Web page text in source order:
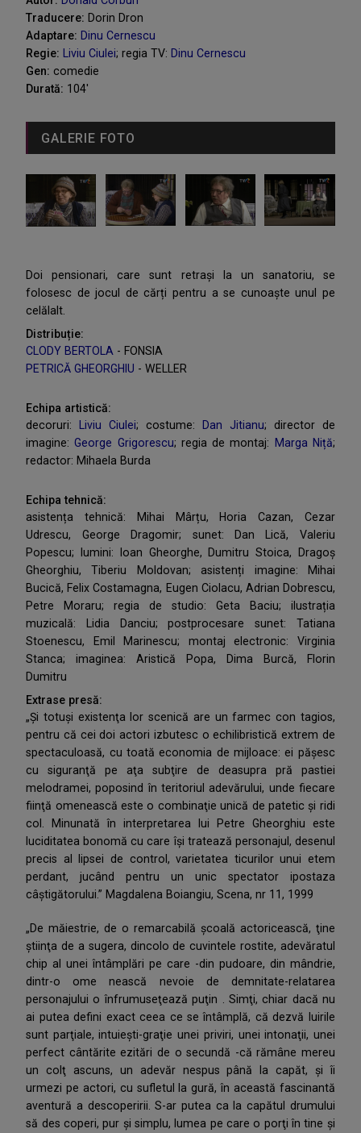
Traducere: Dorin Dron
Adaptare: Dinu Cernescu
Regie:
Liviu Ciulei; regia TV: Dinu Cernescu
Gen: comedie
Durată: 104'
GALERIE FOTO
Doi pensionari, care sunt retrași la un sanatoriu, se
folosesc de jocul de cărți pentru a se cunoaște unul pe
celălalt.
Distribuție:
CLODY BERTOLA - FONSIA
PETRICĂ GHEORGHIU - WELLER
Echipa artistică:
decoruri:
Liviu Ciulei; costume: Dan Jitianu; director de
imagine:George Grigorescu; regia de montaj: Marga Niță;
redactor: Mihaela Burda
Echipa tehnică:
asistența tehnică: Mihai Mârțu, Horia Cazan, Cezar
Udrescu, George Dragomir; sunet: Dan Lică, Valeriu
Popescu; lumini: Ioan Gheorghe, Dumitru Stoica, Dragoș
Gheorghiu, Tiberiu Moldovan; asistenți imagine: Mihai
Bucică, Felix Costamagna, Eugen Ciolacu, Adrian Dobrescu,
Petre Moraru; regia de studio: Geta Baciu; ilustrația
muzicală: Lidia Danciu; postprocesare sunet: Tatiana
Stoenescu, Emil Marinescu; montaj electronic: Virginia
Stanca; imaginea: Aristică Popa, Dima Burcă, Florin
Dumitru
Extrase presă:
„Şi totuşi existenţa lor scenică are un farmec con tagios,
pentru că cei doi actori izbutesc o echilibristică extrem de
spectaculoasă, cu toată economia de mijloace: ei păşesc
cu siguranţă pe aţa subţire de deasupra pră pastiei
melodramei, poposind în teritoriul adevărului, unde fiecare
fiinţă omenească este o combinaţie unică de patetic şi ridi
col. Minunată în interpretarea lui Petre Gheorghiu este
luciditatea bonomă cu care îşi tratează personajul, desenul
precis al lipsei de control, varietatea ticurilor unui etem
perdant, jucând pentru un unic spectator ipostaza
câştigătorului.” Magdalena Boiangiu, Scena, nr 11, 1999
„De măiestrie, de o remarcabilă şcoală actoricească, ţine
ştiinţa de a sugera, dincolo de cuvintele rostite, adevăratul
chip al unei întâmplări pe care -din pudoare, din mândrie,
dintr-o ome nească nevoie de demnitate-relatarea
personajului o înfrumuseţează puţin . Simţi, chiar dacă nu
ai putea defini exact ceea ce se întâmplă, că dezvă luirile
sunt parţiale, intuieşti-graţie unei priviri, unei intonaţii, unei
perfect cântărite ezitări de o secundă -că rămâne mereu
un colţ ascuns, un adevăr nespus până la capăt, şi îi
urmezi pe actori, cu sufletul la gură, în această fascinantă
aventură a descoperirii. S-ar putea ca la capătul drumului
să des coperi, pur şi simplu, lumea pe care o porţi în tine şi